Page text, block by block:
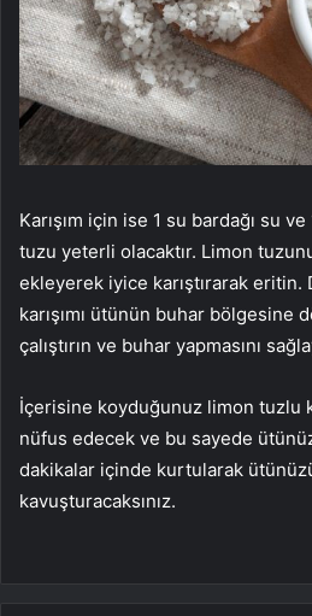
Karışım için ise 1 su bardağı su
tuzu yeterli olacaktır. Limon
ekleyerek iyice karıştırarak eritin.
karışımı ütünün buhar bölgesine
çalıştırın ve buhar yapmasını
İçerisine koyduğunuz limon tuzlu
nüfus edecek ve bu sayede
dakikalar içinde kurtularak
kavuşturacaksınız.